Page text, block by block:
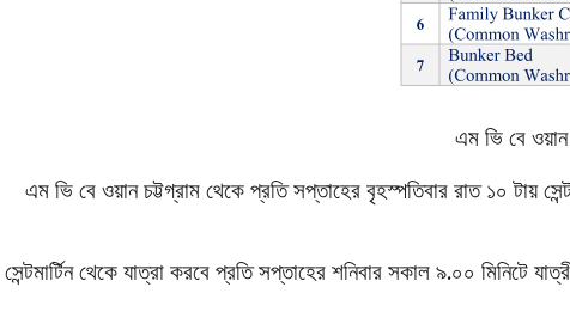
এম ভি বে ওয়ান
এম ভি বে ওয়ান চট্টগ্রাম থেকে প্রতি সপ্তাহের বৃহস্পতিবার রাত ১০ টায়
সেন্টমার্টিন থেকে যাত্রা করবে প্রতি সপ্তাহের শনিবার সকাল ৯.০০ মিনিটে